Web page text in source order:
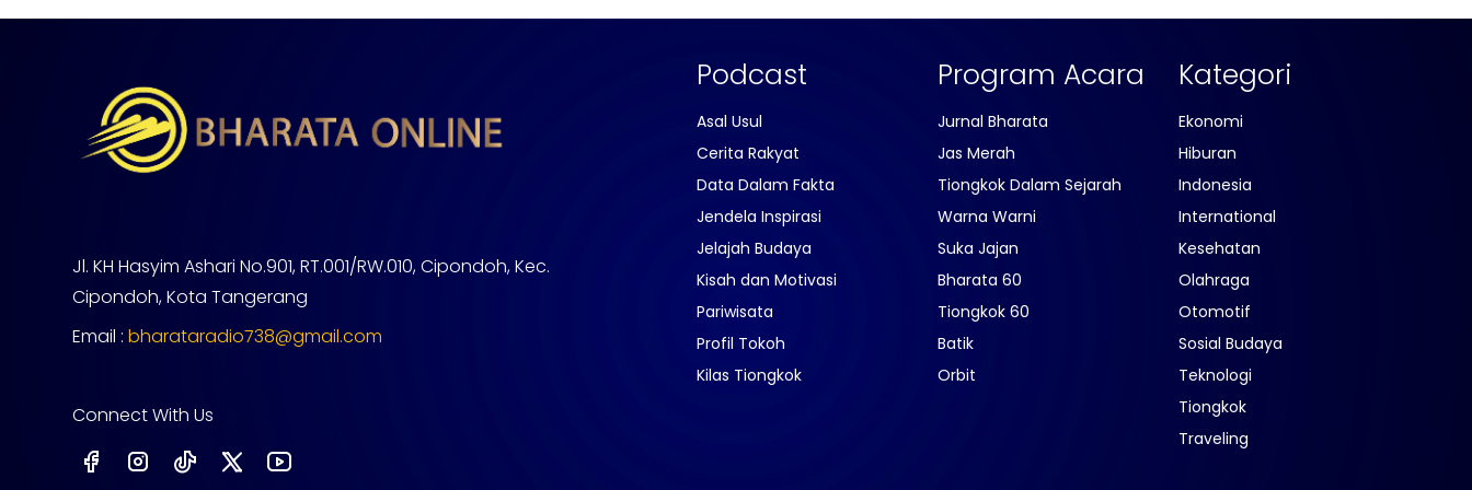
Jl. KH Hasyim Ashari No.901, RT.001/RW.010, Cipondoh, Kec.
Cipondoh, Kota Tangerang
Email : bharataradio738@gmail.com
Connect With Us
Podcast
Asal Usul
Cerita Rakyat
Data Dalam Fakta
Jendela Inspirasi
Jelajah Budaya
Kisah dan Motivasi
Pariwisata
Profil Tokoh
Kilas Tiongkok
Program Acara
Jurnal Bharata
Jas Merah
Tiongkok Dalam Sejarah
Warna Warni
Suka Jajan
Bharata 60
Tiongkok 60
Batik
Orbit
Kategori
Ekonomi
Hiburan
Indonesia
International
Kesehatan
Olahraga
Otomotif
Sosial Budaya
Teknologi
Tiongkok
Traveling